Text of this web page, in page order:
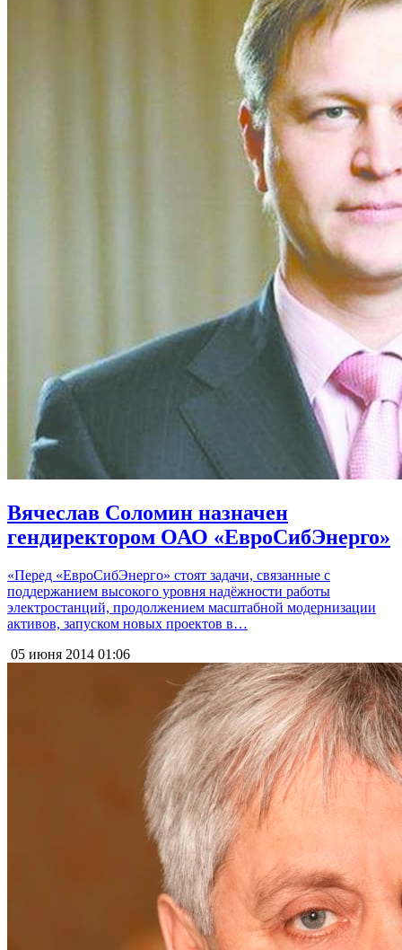
Вячеслав Соломин назначен
гендиректором ОАО «ЕвроСибЭнерго»
«Перед «ЕвроСибЭнерго» стоят задачи, связанные с
поддержанием высокого уровня надёжности работы
электростанций, продолжением масштабной модернизации
активов, запуском новых проектов в…
05 июня 2014 01:06